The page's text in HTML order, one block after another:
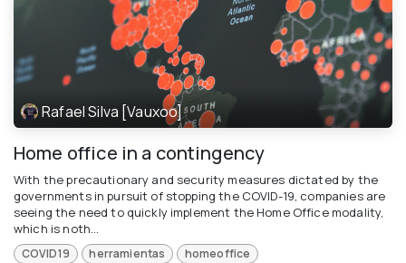
Rafael Silva [Vauxoo]
Home office in a contingency
With the precautionary and security measures dictated by the
governments in pursuit of stopping the COVID-19, companies are
seeing the need to quickly implement the Home Office modality,
which is noth...
COVID19 herramientas homeoffice